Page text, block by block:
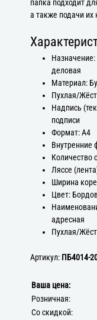
папка подходит
а также подачи их
деловая
Материал:
Пухлая/
Надпись
подписи
Формат: А4
Внутренние
Количество
Ляссе
Ширина
Цвет:
адресная
Пухлая/
Артикул: ПБ4014-
Ваша цена:
Розничная:
Со скидкой: